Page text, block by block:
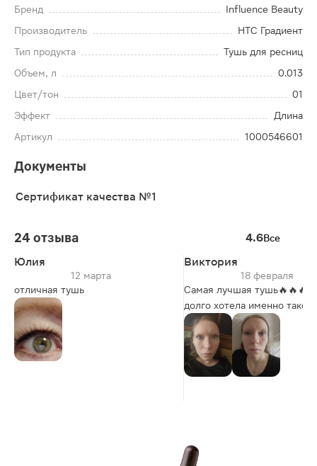
Бренд
Influence Beauty
Производитель
НТС Градиент
Тип продукта
Тушь для ресниц
Объем, л
0.013
Цвет/тон
01
Эффект
Длина
Артикул
1000546601
Документы
Сертификат качества №1
24 отзыва 4.6Все
Юлия
12 марта
отличная тушь
Виктория
18 февраля
Самая лучшая тушь🔥🔥🔥
долго хотела именно такого
результата с моими
Это любовь 💋 Провела в
магазине 3 часа и не
Мне всё нравится